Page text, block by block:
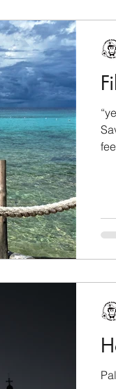
Romanos
1
Titus/Tito
Psalm 23/Salmo 23
Apocalipsis
Savior. The Sovereign